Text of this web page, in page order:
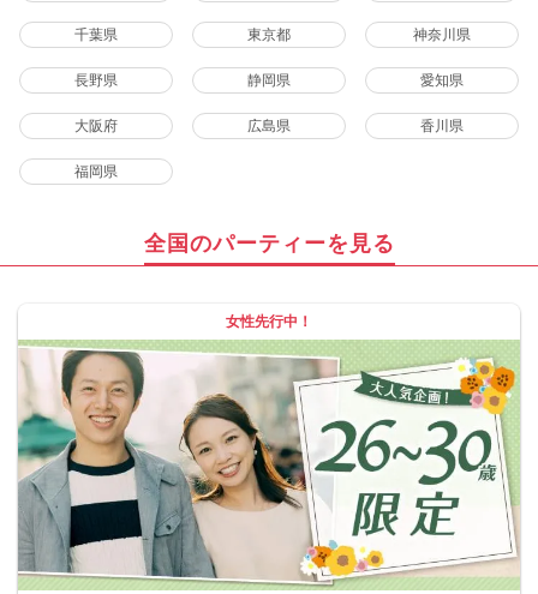
千葉県 東京都 神奈川県
長野県 静岡県 愛知県
大阪府 広島県 香川県
福岡県
全国のパーティーを見る
女性先行中！